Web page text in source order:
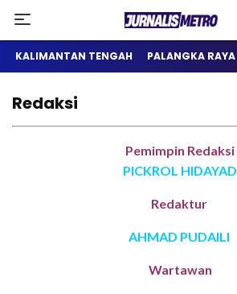
Jurnalis Metro
Satu Wadah Informasi
KALIMANTAN TENGAH PALANGKA RAYA
Redaksi
Pemimpin Redaksi
PICKROL HIDAYAD
Redaktur
AHMAD PUDAILI
Wartawan